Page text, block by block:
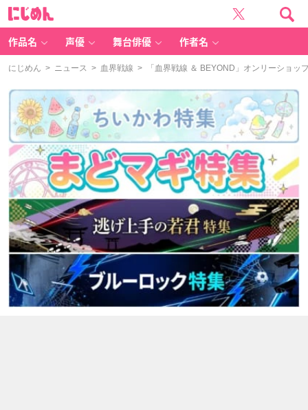
作品名 声優 舞台俳優 作者名
にじめん > ニュース > 血界戦線 > 「血界戦線 ＆ BEYOND」オンリーショッ